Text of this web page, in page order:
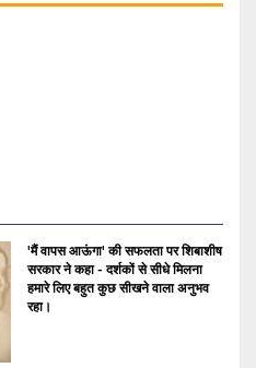
'मैं वापस आऊंगा' की सफलता पर शिबाशीष
सरकार ने कहा - दर्शकों से सीधे मिलना
हमारे लिए बहुत कुछ सीखने वाला अनुभव
रहा।